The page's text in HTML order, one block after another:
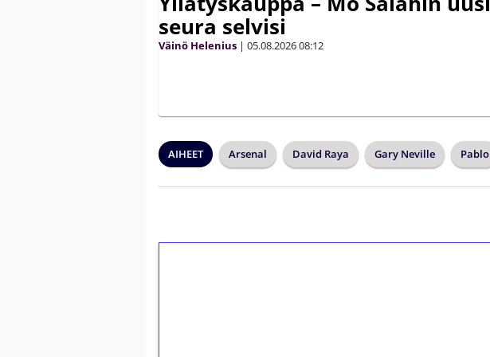
seura selvisi
Väinö Helenius | 05.08.202608:12
AIHEET Arsenal David Raya Gary Neville Pablo